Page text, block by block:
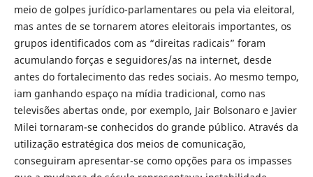
meio de golpes jurídico-parlamentares ou pela via eleitoral,
mas antes de se tornarem atores eleitorais importantes, os
grupos identificados com as “direitas radicais” foram
acumulando forças e seguidores/as na internet, desde
antes do fortalecimento das redes sociais. Ao mesmo tempo,
iam ganhando espaço na mídia tradicional, como nas
televisões abertas onde, por exemplo, Jair Bolsonaro e Javier
Milei tornaram-se conhecidos do grande público. Através da
utilização estratégica dos meios de comunicação,
conseguiram apresentar-se como opções para os impasses